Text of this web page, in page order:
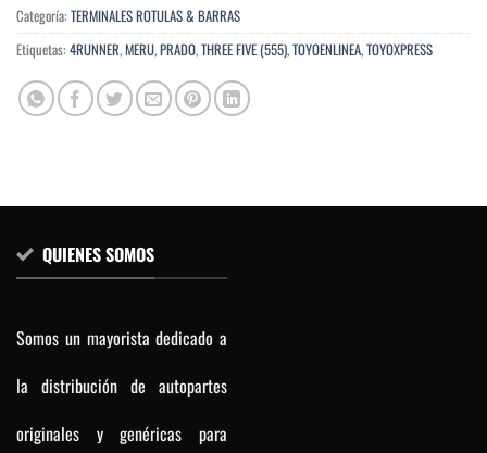
Categoría: TERMINALES ROTULAS & BARRAS
Etiquetas: 4RUNNER,MERU,PRADO,THREE FIVE (555),TOYOENLINEA,TOYOXPRESS
QUIENES SOMOS
Somos un mayorista dedicado a
la distribución de autopartes
originales y genéricas para